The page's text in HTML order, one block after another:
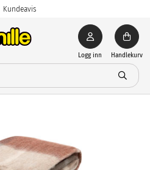
Kundeavis
Logg inn Handlekurv